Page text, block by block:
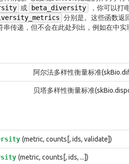
或 beta_diversity ，你可以打
分别是。这些函数返
串传递，但不会在此处列出，例如在中实
阿尔法多样性衡量标准
贝塔多样性衡量标准
(metric, counts[, ids, validate])
(metric, counts[, ids, ...])